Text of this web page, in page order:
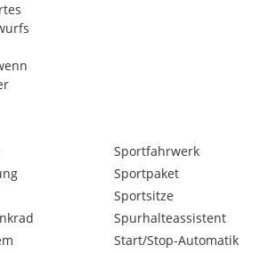
Sportfahrwerk
Sportpaket
Sportsitze
Spurhalteassistent
Start/Stop-Automatik